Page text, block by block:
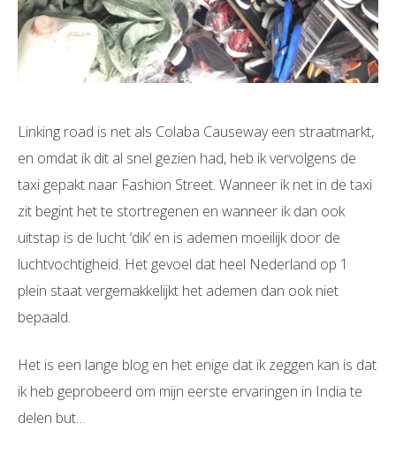
Linking road is net als Colaba Causeway een straatmarkt,
en omdat ik dit al snel gezien had, heb ik vervolgens de
taxi gepakt naar Fashion Street. Wanneer ik net in de taxi
zit begint het te stortregenen en wanneer ik dan ook
uitstap is de lucht ‘dik’ en is ademen moeilijk door de
luchtvochtigheid. Het gevoel dat heel Nederland op 1
plein staat vergemakkelijkt het ademen dan ook niet
bepaald.
Het is een lange blog en het enige dat ik zeggen kan is dat
ik heb geprobeerd om mijn eerste ervaringen in India te
delen but…